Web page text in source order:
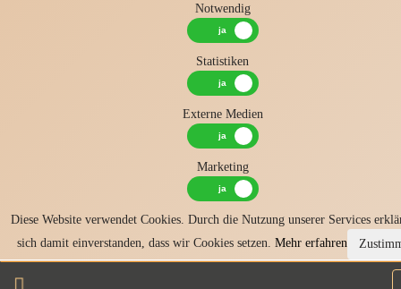
Notwendig
Statistiken
Externe Medien
Marketing
Diese Website verwendet Cookies. Durch die Nutzung unserer Services
sich damit einverstanden, dass wir Cookies setzen. Mehr erfahren